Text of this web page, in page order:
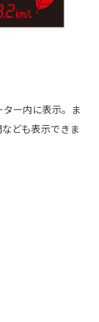
ー内に表示。ま
ども表示できま